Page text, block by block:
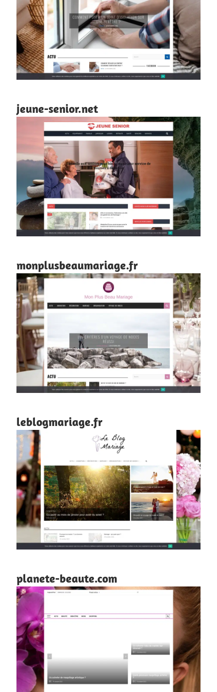
jeune-senior.net
monplusbeaumariage.fr
leblogmariage.fr
planete-beaute.com